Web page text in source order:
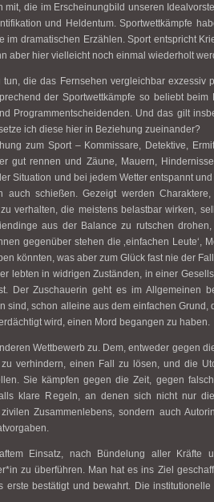
mit, die im Erscheinungbild unseren
und Heldentum. Sportwettkämpfe
im dramatischen Erzählen. Sport entspricht
aber hier vielleicht noch einmal wiederholt
die das Fernsehen vergleichbar exzessiv
der Sportwettkämpfe so beliebt beim
Programmentscheidenden. Und das gilt
ich diese hier in Beziehung zueinander?
zum Sport – Kommissare, Detektive,
gut rennen und Zäune, Mauern,
Situation und bei jedem Wetter entspannt und
auch schießen. Gezeigt werden
verhalten, die meistens belastbar wirken,
aus der Balance zu rutschen
gegenüber stehen die ‚einfachen Leute‘,
könnten, was aber zum Glück fast nie der
lebten in widrigen Zuständen, in einer
Der Zuschauerin geht es im Allgemeinen
sind, schon alleine aus dem einfachen Grund,
wird, einen Mord begangen zu haben.
Wettbewerb zu. Dem, entweder gegen
verhindern, einen Fall zu lösen, und die
Sie kämpfen gegen die Zeit, gegen
klare Regeln, an denen sich nicht nur
Zusammenlebens, sondern auch
Einsatz, nach Bündelung aller Kräfte
zu überführen. Man hat es ins Ziel
erste bestätigt und bewahrt. Die institutionelle